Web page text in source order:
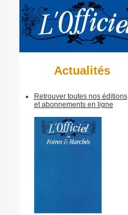
Actualités
Retrouver toutes nos éditions
et abonnements en ligne